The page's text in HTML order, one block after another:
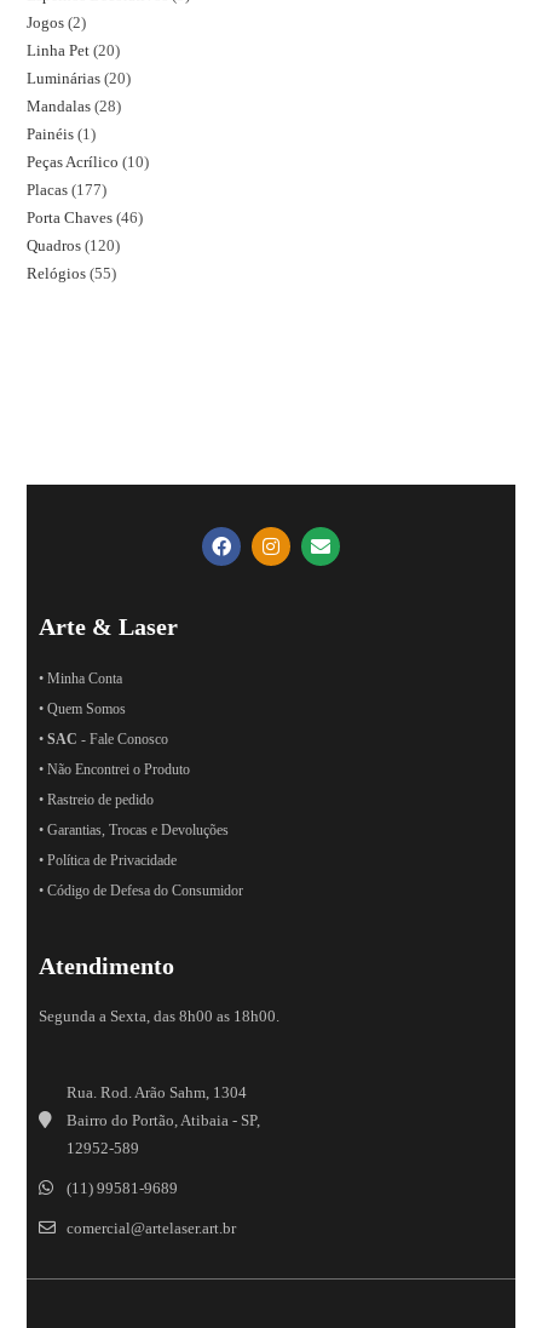
Jogos 2
Linha Pet 20
Luminárias 20
Mandalas 28
Painéis 1
Peças Acrílico 10
Placas 177
Porta Chaves 46
Quadros 120
Relógios 55
Arte & Laser
• Minha Conta
• Quem Somos
•SAC - Fale Conosco
• Não Encontrei o Produto
• Rastreio de pedido
• Garantias, Trocas e Devoluções
• Política de Privacidade
• Código de Defesa do Consumidor
Atendimento
Segunda a Sexta, das 8h00 as 18h00.
Rua. Rod. Arão Sahm, 1304
Bairro do Portão, Atibaia - SP,
12952-589
(11) 99581-9689
comercial@artelaser.art.br